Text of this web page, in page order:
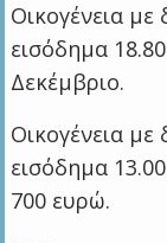
Οικογένεια με
εισόδημα
Δεκέμβριο.
Οικογένεια με
εισόδημα
700 ευρώ.